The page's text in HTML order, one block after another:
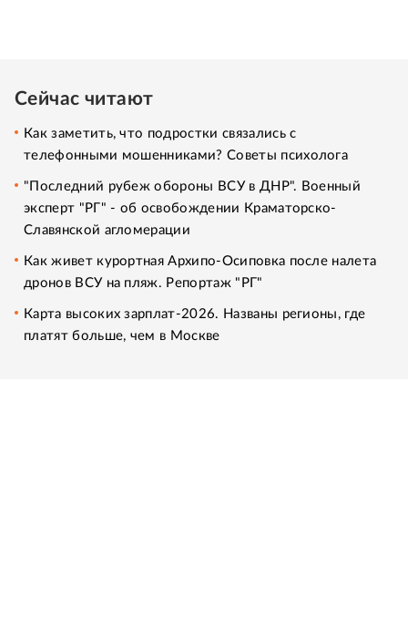
Сейчас читают
Как заметить, что подростки связались с
телефонными мошенниками? Советы психолога
"Последний рубеж обороны ВСУ в ДНР". Военный
эксперт "РГ" - об освобождении Краматорско-
Славянской агломерации
Как живет курортная Архипо-Осиповка после налета
дронов ВСУ на пляж. Репортаж "РГ"
Карта высоких зарплат-2026. Названы регионы, где
платят больше, чем в Москве